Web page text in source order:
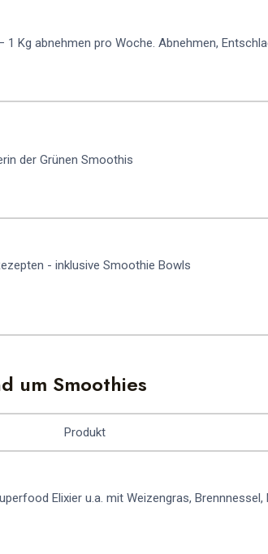
Kg abnehmen pro Woche. Abnehmen,
der Grünen Smoothis
- inklusive Smoothie Bowls
um Smoothies
Produkt
Elixier u.a. mit Weizengras, Brennnessel,